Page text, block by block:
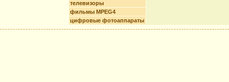
телевизоры
фильмы MPEG4
цифровые фотоаппараты